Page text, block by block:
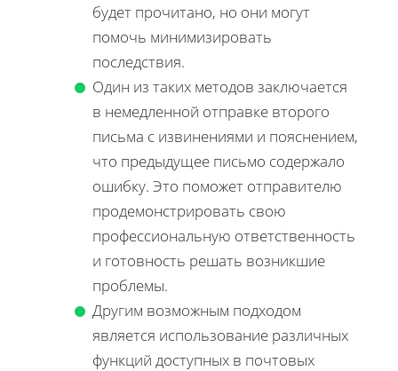
будет прочитано, но они могут
помочь минимизировать
последствия.
Один из таких методов заключается
в немедленной отправке второго
письма с извинениями и пояснением,
что предыдущее письмо содержало
ошибку. Это поможет отправителю
продемонстрировать свою
профессиональную ответственность
и готовность решать возникшие
проблемы.
Другим возможным подходом
является использование различных
функций доступных в почтовых